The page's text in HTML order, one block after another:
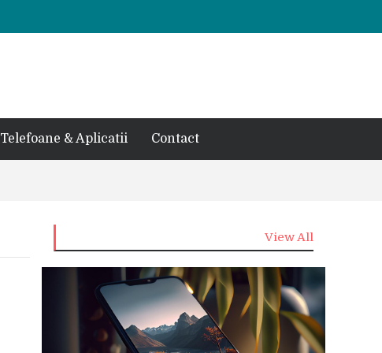
Telefoane & Aplicatii Contact
View All